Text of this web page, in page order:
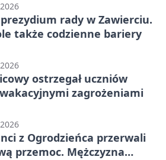
rady w Zawierciu.
także codzienne bariery
ostrzegał uczniów
zagrożeniami
z Ogrodzieńca przerwali
przemoc. Mężczyzna